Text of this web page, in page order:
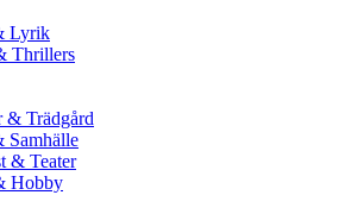
Lyrik
Thrillers
& Trädgård
Samhälle
& Teater
Hobby